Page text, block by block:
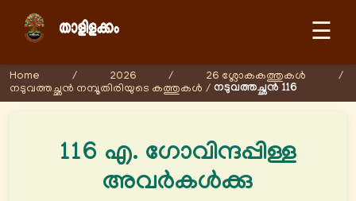
☰
Home / 2026 / 26 ശ്ലോകകത്തുകള്‍
/
നടുവത്തച്ഛൻ നമ്പൂതിരിയുടെ കത്തുകള്‍ / നടുവത്തച്ഛൻ 116
116 എ. ഗോവിന്ദപ്പിള്ള
അവർകൾക്കു